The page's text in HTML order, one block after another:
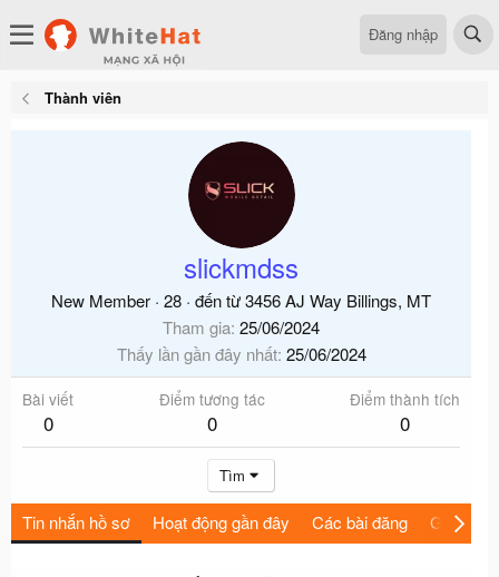
Đăng nhập
Thành viên
slickmdss
New Member · 28 · đến từ3456 AJ Way Billings, MT
Tham gia 25/06/2024
Thấy lần gần đây nhất 25/06/2024
Bài viết
0
Điểm tương tác
0
Điểm thành tích
0
Tìm
Tin nhắn hồ sơ Hoạt động gần đây Các bài đăng Giới thiệu